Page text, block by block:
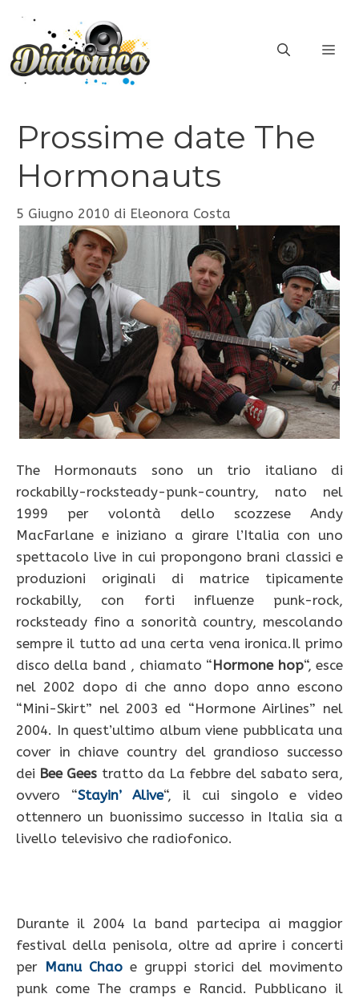
contenuto
Prossime date The
Hormonauts
5 Giugno 2010 di Eleonora Costa
The Hormonauts sono un trio italiano di
rockabilly-rocksteady-punk-country, nato nel
1999 per volontà dello scozzese Andy
MacFarlane e iniziano a girare l’Italia con uno
spettacolo live in cui propongono brani classici e
produzioni originali di matrice tipicamente
rockabilly, con forti influenze punk-rock,
rocksteady fino a sonorità country, mescolando
sempre il tutto ad una certa vena ironica.Il primo
disco della band , chiamato “Hormone hop“, esce
nel 2002 dopo di che anno dopo anno escono
“Mini-Skirt” nel 2003 ed “Hormone Airlines” nel
2004. In quest’ultimo album viene pubblicata una
cover in chiave country del grandioso successo
dei Bee Gees tratto da La febbre del sabato sera,
ovvero “Stayin’ Alive“, il cui singolo e video
ottennero un buonissimo successo in Italia sia a
livello televisivo che radiofonico.
Durante il 2004 la band partecipa ai maggior
festival della penisola, oltre ad aprire i concerti
per Manu Chao e gruppi storici del movimento
punk come The cramps e Rancid. Pubblicano il